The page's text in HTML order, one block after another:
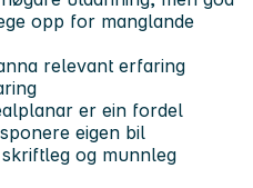
opp for manglande
relevant erfaring
er ein fordel
eigen bil
og munnleg